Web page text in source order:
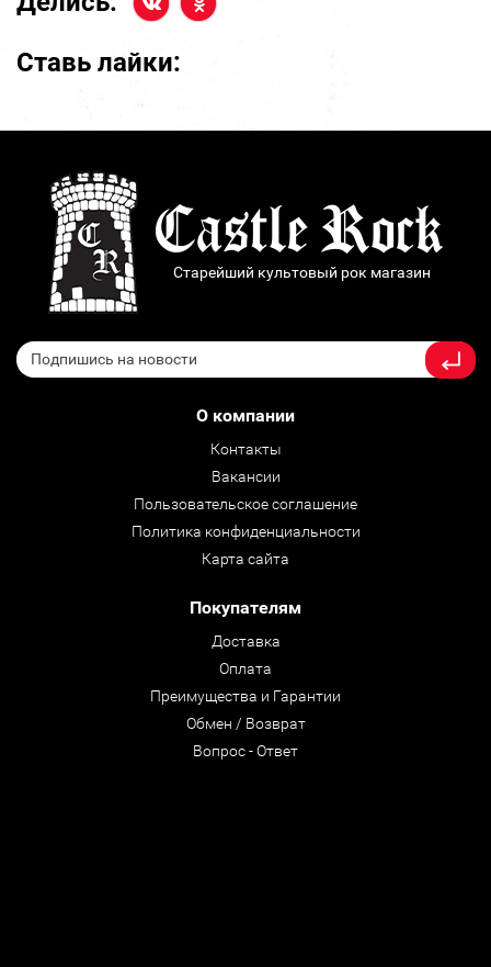
Ставь лайки:
Старейший культовый рок магазин
О компании
Контакты
Вакансии
Пользовательское соглашение
Политика конфиденциальности
Карта сайта
Покупателям
Доставка
Оплата
Преимущества и Гарантии
Обмен / Возврат
Вопрос - Ответ